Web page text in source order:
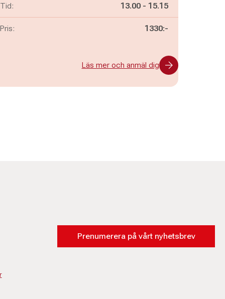
Tid: Pågår mellan
13.00 - och
15.15
Pris: 1330:-
Läs mer och anmäl dig
Prenumerera på vårt nyhetsbrev